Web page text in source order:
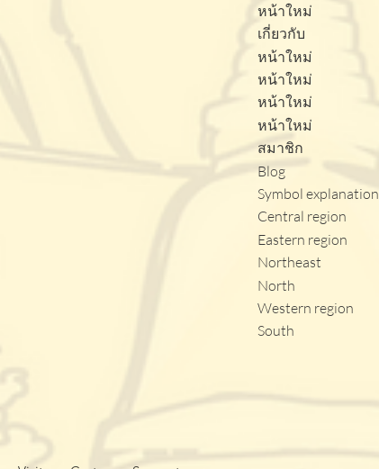
หน้าใหม่
เกี่ยวกับ
หน้าใหม่
หน้าใหม่
หน้าใหม่
หน้าใหม่
สมาชิก
Blog
Symbol explanation
Central region
Eastern region
Northeast
North
Western region
South